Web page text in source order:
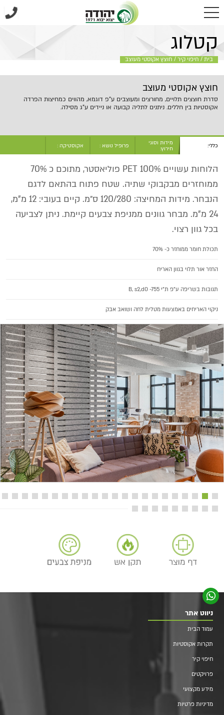
בית חוצץ אקוסטי מעוצב
קטלוג
בית / חיפוי קיר / חוצץ אקוסטי מעוצב
חוצץ אקוסטי מעוצב
סדרת חוצצים תלויים, מחורצים ומעוצבים ע"פ דוגמא, מהווים כמחיצות הפרדה
אקוסטיות בין חללים. ניתנים לתליה קבועה או ניידים ע"ג מסילה.
כללי:
מידות וסוגי
חירוץ:
פרופיל נושא : אקוסטיקה :
הלוחות עשויים PET 100% פוליאסטר, מתוכם כ 70%
ממוחזרים מבקבוקי שתיה. שטח פתוח בהתאם לדגם
הנבחר. מידות המחיצה: 120/280 ס״מ. קיים בעובי: 12 מ"מ,
24 מ"מ. מבחר גוונים ממניפת צבעים קיימת. ניתן לצביעה
בכל גוון רצוי.
תכולת חומר ממוחזר כ- 70%
החזר אור תלוי בגוון האריח
תגובות בשריפה ע"פ ת"י B, s2,d0 -755
ניקוי האריחים באמצעות מטלית לחה ושואב אבק
ניווט אתר
עמוד הבית
תקרות אקוסטיות
חיפוי קיר
פרויקטים
מידע מקצועי
מדיניות פרטיות